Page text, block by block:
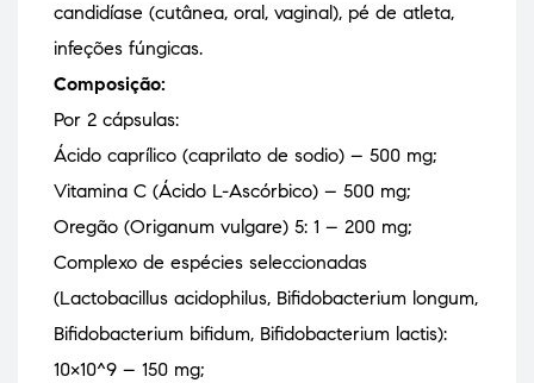
candidíase (cutânea, oral, vaginal), pé de atleta,
infeções fúngicas.
Composição:
Por 2 cápsulas:
Ácido caprílico (caprilato de sodio) – 500 mg;
Vitamina C (Ácido L-Ascórbico) – 500 mg;
Oregão (Origanum vulgare) 5: 1 – 200 mg;
Complexo de espécies seleccionadas
(Lactobacillus acidophilus, Bifidobacterium longum,
Bifidobacterium bifidum, Bifidobacterium lactis):
10×10^9 – 150 mg;